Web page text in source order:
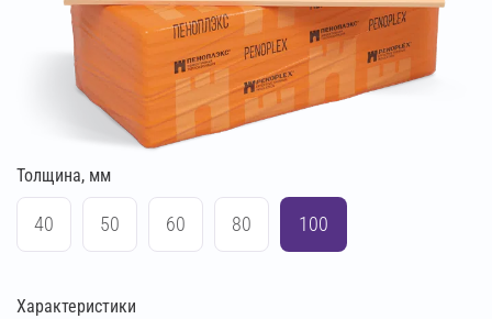
Толщина, мм
40 50 60 80 100
Характеристики